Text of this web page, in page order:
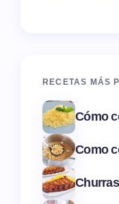
RECETAS MÁS
Cómo
Como